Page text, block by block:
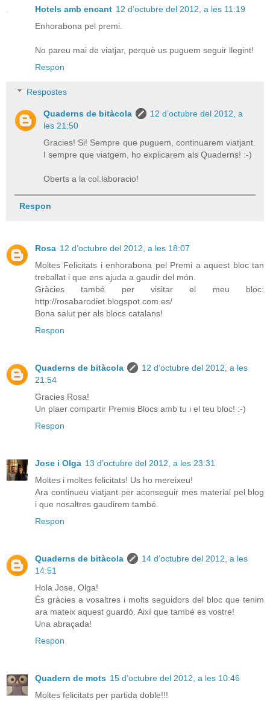
Hotels amb encant 12 d’octubre del 2012, a les 11:19
Enhorabona pel premi.
No pareu mai de viatjar, perquè us puguem seguir llegint!
Respon
Respostes
Quaderns de bitàcola
12 d’octubre del 2012, a
les 21:50
Gracies! Si! Sempre que puguem, continuarem viatjant.
I sempre que viatgem, ho explicarem als Quaderns! :-)
Oberts a la col.laboracio!
Respon
Rosa 12 d’octubre del 2012, a les 18:07
Moltes Felicitats i enhorabona pel Premi a aquest bloc tan
treballat i que ens ajuda a gaudir del món.
Gràcies també per visitar el meu bloc:
http://rosabarodiet.blogspot.com.es/
Bona salut per als blocs catalans!
Respon
Quaderns de bitàcola
12 d’octubre del 2012, a les
21:54
Gracies Rosa!
Un plaer compartir Premis Blocs amb tu i el teu bloc! :-)
Respon
Jose i Olga 13 d’octubre del 2012, a les 23:31
Moltes i moltes felicitats! Us ho mereixeu!
Ara continueu viatjant per aconseguir mes material pel blog
i que nosaltres gaudirem també.
Respon
Quaderns de bitàcola
14 d’octubre del 2012, a les
14:51
Hola Jose, Olga!
És gràcies a vosaltres i molts seguidors del bloc que tenim
ara mateix aquest guardó. Així que també es vostre!
Una abraçada!
Respon
Quadern de mots 15 d’octubre del 2012, a les 10:46
Moltes felicitats per partida doble!!!